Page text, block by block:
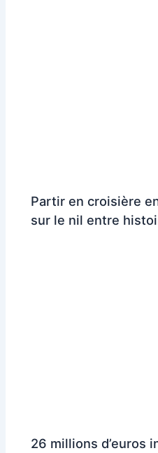
Partir en croisière
sur le nil entre
26 millions d’euros